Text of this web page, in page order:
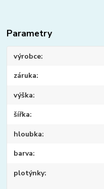
Parametry
výrobce
záruka
výška
šířka
hloubka
barva
plotýnky